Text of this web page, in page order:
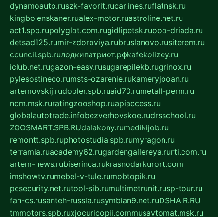
dynamoauto.ruszk-favorit.rucarlines.ruflatnsk.ru
kingbolenskaner.rualex-motor.ruastroline.net.ru
act1.spb.rupolyglot.com.rugidlipetsk.ruooo-driada.ru
detsad125.rumir-zdoroviya.rubruslanovo.rusiterem.ru
council.spb.ruлодкипатриот.рфkafekolizey.ru
iclub.net.rugazon-easy.rusugarepilekb.rugrinox.ru
pylesostineco.rumsts-ozarenie.rukameryjooan.ru
artemovskij.rudopler.spb.ruaid70.rumetall-perm.ru
ndm.msk.ruratingzooshop.ruapiaccess.ru
globalautotrade.infobezverhovskoe.rudrsschool.ru
ZOOSMART.SPB.RUdalakony.rumedikijob.ru
remontt.spb.ruphotostudia.spb.rumyragon.ru
terramia.ruacademy62.rugardengallereya.rurti.com.ru
artem-news.rubiserinca.rukrasnodarkurort.com
imshowtv.rumebel-v-tule.rumobtopik.ru
pcsecurity.net.rutool-sib.rumultimetrunit.rusp-tour.ru
fan-cs.rusanteh-russia.rusymbian9.net.ruDSHAIR.RU
tmmotors.spb.ruxjocuricopii.commusavtomat.msk.ru